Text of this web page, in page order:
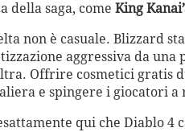
della saga, come King
non è casuale. Blizzard
aggressiva da
Offrire cosmetici gratis
e spingere i giocatori a
qui che Diablo